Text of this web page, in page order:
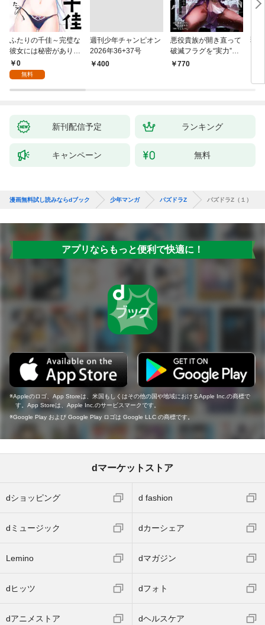
ふたりの千佳～完璧な
彼女には秘密がありま
した(1)
0
無料
週刊少年チャンピオン
2026年36+37号
￥400
悪役貴族が開き直って
破滅フラグを“実力”で
叩き折っていたら、い
770
弱
新刊配信予定 ランキング
キャンペーン 無料
漫画無料試し読みならdブック 少年マンガ パズドラZ パズドラZ（１）
アプリならもっと便利で快適に！
Appleのロゴ、App Storeは、米国もしくはその他の国や地域におけるApple Inc.の商標で
す。App Storeは、Apple Inc.のサービスマークです。
Google Play および Google Play ロゴは Google LLC の商標です。
dマーケットストア
dショッピング d fashion
dミュージック dカーシェア
Lemino dマガジン
dヒッツ dフォト
dアニメストア dヘルスケア